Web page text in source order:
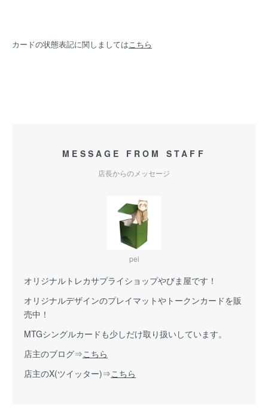
カードの状態表記に関しましてはこちら
MESSAGE FROM STAFF
店長からのメッセージ
pei
オリジナルトレカサプライショップやびま屋です！
オリジナルデザインのプレイマットやトークンカードを販
売中！
MTGシングルカードも少しだけ取り扱いしています。
店主のブログ⇒こちら
店主のX(ツイッター)⇒こちら